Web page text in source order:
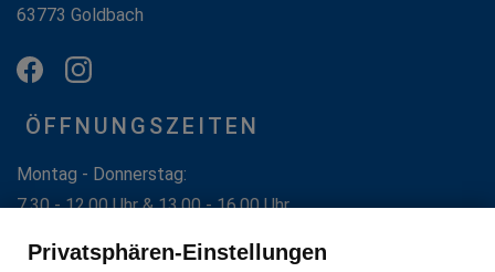
63773 Goldbach
ÖFFNUNGSZEITEN
Montag - Donnerstag:
7.30 - 12.00 Uhr & 13.00 - 16.00 Uhr
7.30 - 12.00 Uhr
Privatsphären-Einstellungen